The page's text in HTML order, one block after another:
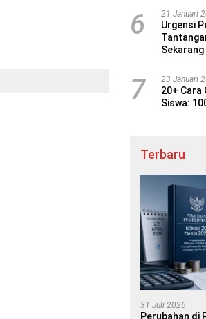
6 21 Januari
Urgensi
Sekarang
7 23 Januari
20+ Cara
Siswa:
Terbaru
31 Juli 2026
Perubahan di